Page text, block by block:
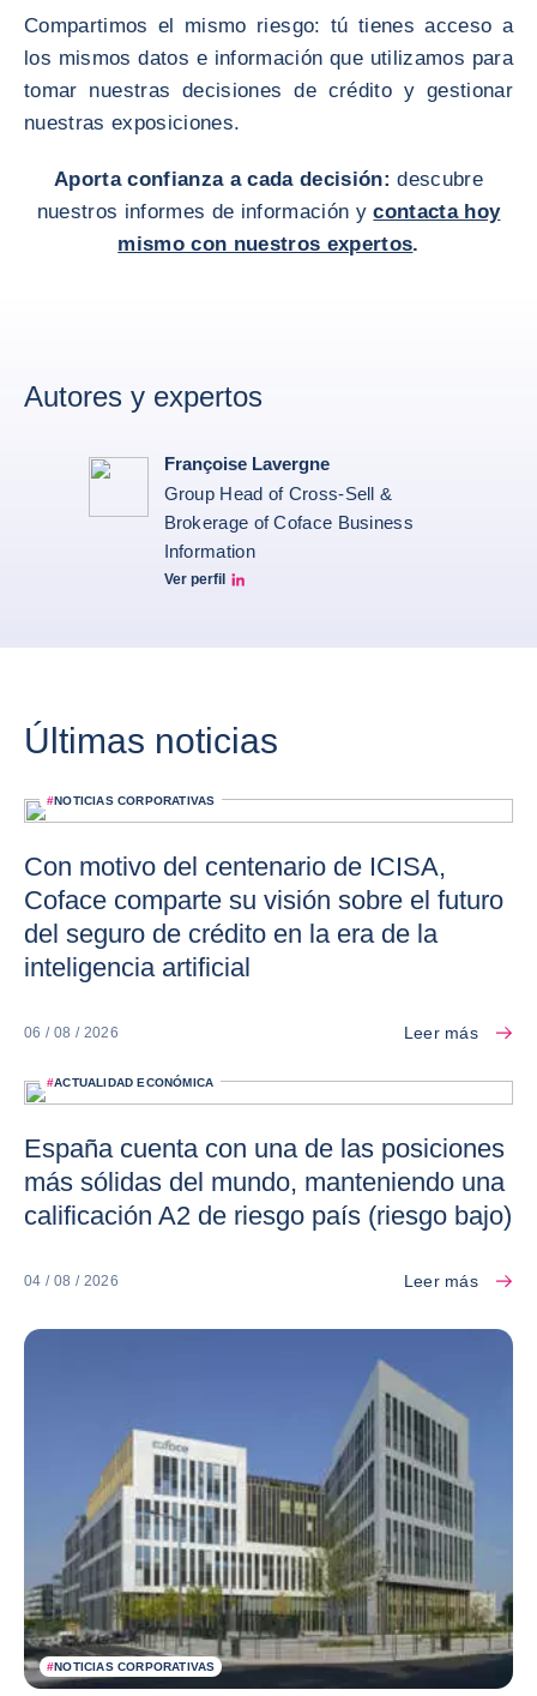
Compartimos el mismo riesgo: tú tienes acceso a
los mismos datos e información que utilizamos para
tomar nuestras decisiones de crédito y gestionar
nuestras exposiciones.
Aporta confianza a cada decisión:descubre
nuestros informes de información ycontacta hoy
mismo con nuestros expertos.
Autores y expertos
Françoise Lavergne
Group Head of Cross-Sell &
Brokerage of Coface Business
Information
Ver perfil
Françoise Lavergne Linkedin
Últimas noticias
#NOTICIAS CORPORATIVAS
Con motivo del centenario de ICISA,
Coface comparte su visión sobre el futuro
del seguro de crédito en la era de la
inteligencia artificial
06 / 08 / 2026 Leer más
#ACTUALIDAD ECONÓMICA
España cuenta con una de las posiciones
más sólidas del mundo, manteniendo una
calificación A2 de riesgo país (riesgo bajo)
04 / 08 / 2026 Leer más
#NOTICIAS CORPORATIVAS